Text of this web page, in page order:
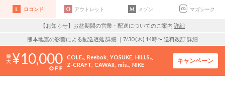
ロコンド アウトレット メゾン マガシーク
【お知らせ】お盆期間の営業・配送についてのご案内 詳細
熊本地震の影響による配送遅延 詳細 ｜7/30 (木) 14時〜 送料改訂詳細
10,000 COLE.. Reebok YOSUKE HILLS..
Z-CRAFT CAWAII mis.. NIKE
キャンペーン